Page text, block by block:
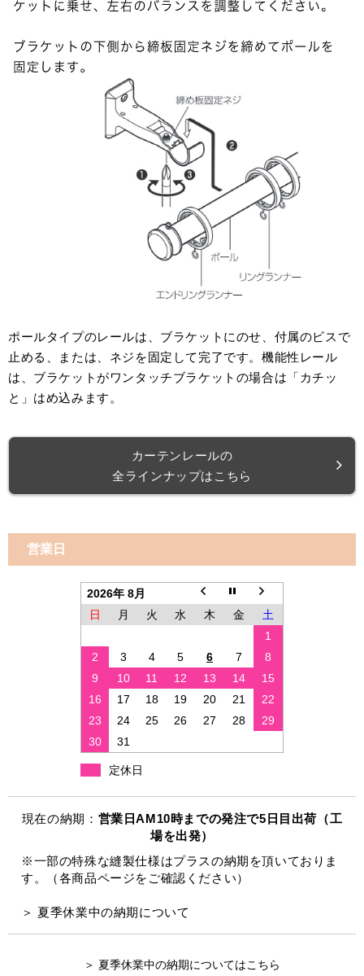
ポールタイプのレールは、ブラケットにのせ、付属のビスで
止める、または、ネジを固定して完了です。機能性レール
は、ブラケットがワンタッチブラケットの場合は「カチッ
と」はめ込みます。
カーテンレールの
全ラインナップはこちら
営業日
2026年 8月
日
月 火 水 木 金
土
1
2
3 4 5 6 7
8
9
10 11 12 13 14
15
16
17 18 19 20 21
22
23
24 25 26 27 28
29
30
31
定休日
現在の納期： 営業日AM10時までの発注で5日目出荷（工
場を出発）
※一部の特殊な縫製仕様はプラスの納期を頂いておりま
す。（各商品ページをご確認ください）
＞ 夏季休業中の納期について
＞ 夏季休業中の納期についてはこちら